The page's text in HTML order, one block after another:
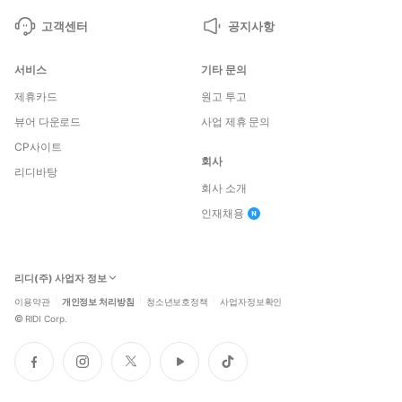
고객센터 공지사항
서비스
제휴카드
뷰어 다운로드
CP사이트
리디바탕
기타 문의
원고 투고
사업 제휴 문의
회사
회사 소개
인재채용
리디(주) 사업자 정보
이용약관 개인정보 처리방침 청소년보호정책 사업자정보확인
© RIDI Corp.
페
이
인
스
트
위
유
튜
틱
톡